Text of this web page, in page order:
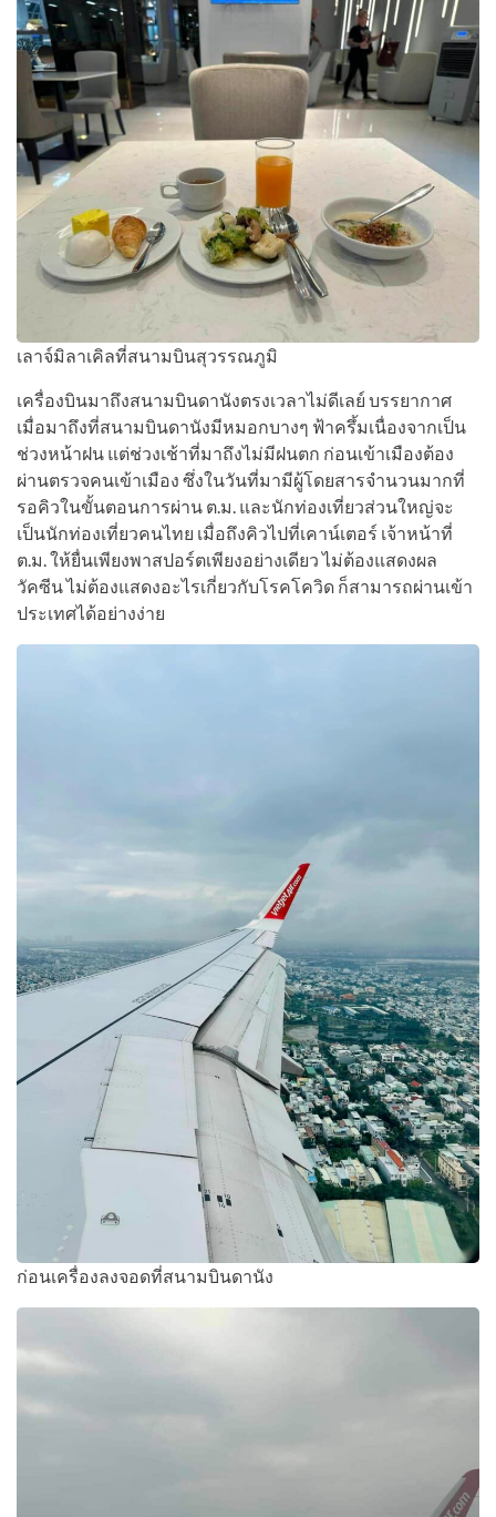
เลาจ์มิลาเคิลที่สนามบินสุวรรณภูมิ
เครื่องบินมาถึงสนามบินดานังตรงเวลาไม่ดีเลย์ บรรยากาศ
เมื่อมาถึงที่สนามบินดานังมีหมอกบางๆ ฟ้าครึ้มเนื่องจากเป็น
ช่วงหน้าฝน แต่ช่วงเช้าที่มาถึงไม่มีฝนตก ก่อนเข้าเมืองต้อง
ผ่านตรวจคนเข้าเมือง ซึ่งในวันที่มามีผู้โดยสารจำนวนมากที่
รอคิวในขั้นตอนการผ่าน ต.ม. และนักท่องเที่ยวส่วนใหญ่จะ
เป็นนักท่องเที่ยวคนไทย เมื่อถึงคิวไปที่เคาน์เตอร์ เจ้าหน้าที่
ต.ม. ให้ยื่นเพียงพาสปอร์ตเพียงอย่างเดียว ไม่ต้องแสดงผล
วัคซีน ไม่ต้องแสดงอะไรเกี่ยวกับโรคโควิด ก็สามารถผ่านเข้า
ประเทศได้อย่างง่าย
ก่อนเครื่องลงจอดที่สนามบินดานัง